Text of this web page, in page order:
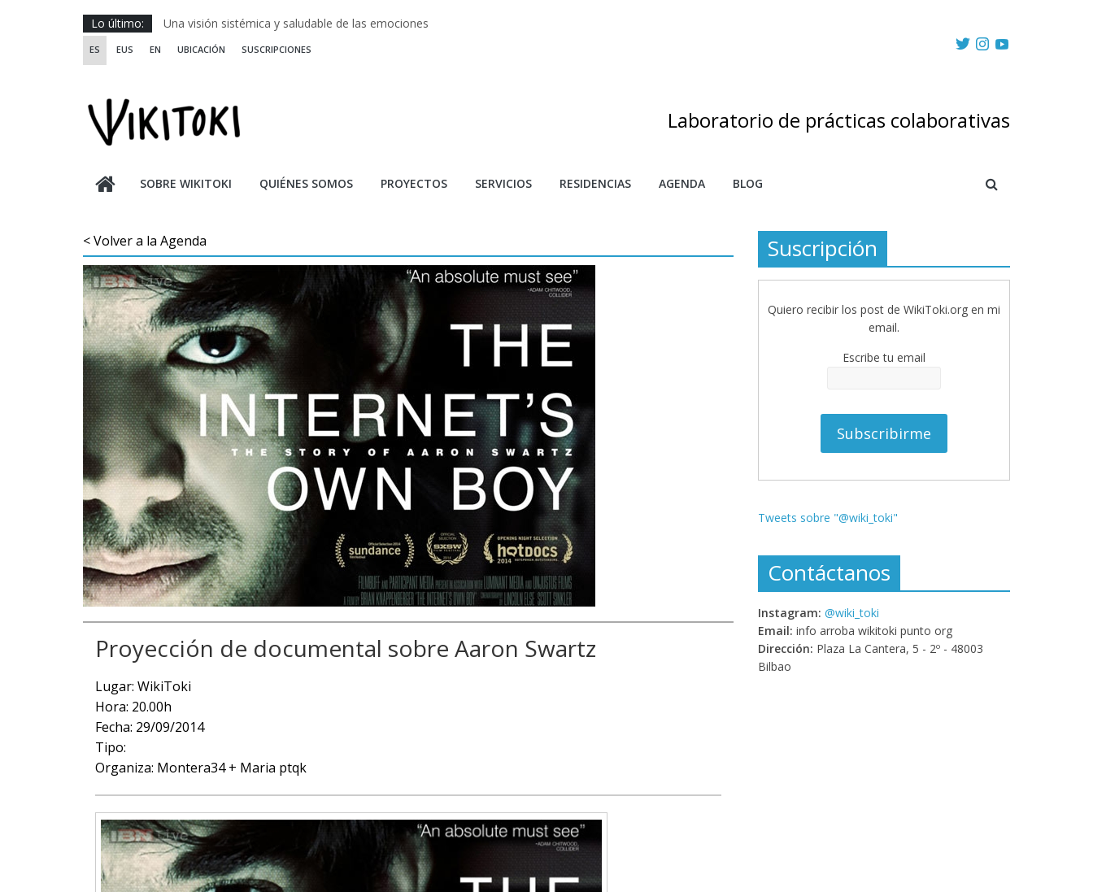
Saltar
contenido
Lo último:
Una visión sistémica y saludable de las emociones
Investigando y haciendo desde-con las artes
ES EUS EN UBICACIÓN SUSCRIPCIONES
Laboratorio de prácticas colaborativas
SOBRE WIKITOKI QUIÉNES SOMOS PROYECTOS SERVICIOS RESIDENCIAS AGENDA BLOG
< Volver a la Agenda
Proyección de documental sobre Aaron Swartz
Lugar: WikiToki
Hora: 20.00h
Fecha: 29/09/2014
Tipo:
Organiza: Montera34 + Maria ptqk
Suscripción
Quiero recibir los post de WikiToki.org en mi
email.
Escribe tu email
Tweets sobre "@wiki_toki"
Contáctanos
Instagram: @wiki_toki
Email: info arroba wikitoki punto org
Dirección: Plaza La Cantera, 5 - 2º - 48003
Bilbao